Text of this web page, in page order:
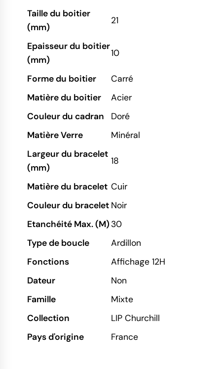
Taille du boitier
(mm)
21
Epaisseur du boitier
(mm)
10
Forme du boitier
Carré
Matière du boitier
Acier
Couleur du cadran
Doré
Matière Verre
Minéral
Largeur du bracelet
(mm)
18
Matière du bracelet Cuir
Couleur du bracelet Noir
Etanchéité Max. (M)30
Type de boucle
Ardillon
Fonctions
Affichage 12H
Dateur
Non
Famille
Mixte
Collection
LIP Churchill
Pays d'origine
France